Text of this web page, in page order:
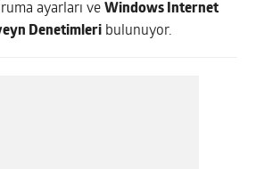
ayarları veWindows Internet
Denetimleri bulunuyor.